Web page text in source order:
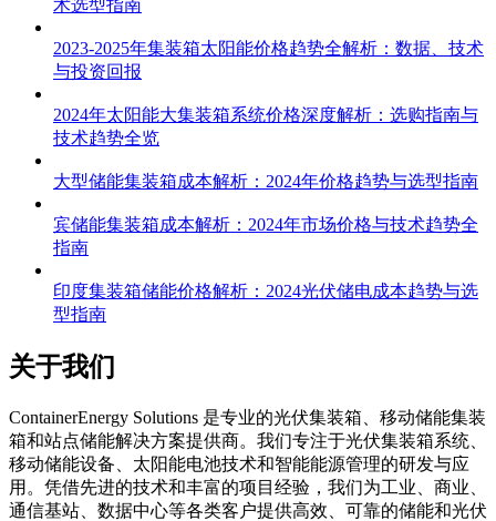
术选型指南
2023-2025年集装箱太阳能价格趋势全解析：数据、技术
与投资回报
2024年太阳能大集装箱系统价格深度解析：选购指南与
技术趋势全览
大型储能集装箱成本解析：2024年价格趋势与选型指南
宾储能集装箱成本解析：2024年市场价格与技术趋势全
指南
印度集装箱储能价格解析：2024光伏储电成本趋势与选
型指南
关于我们
ContainerEnergy Solutions 是专业的光伏集装箱、移动储能集装
箱和站点储能解决方案提供商。我们专注于光伏集装箱系统、
移动储能设备、太阳能电池技术和智能能源管理的研发与应
用。凭借先进的技术和丰富的项目经验，我们为工业、商业、
通信基站、数据中心等各类客户提供高效、可靠的储能和光伏